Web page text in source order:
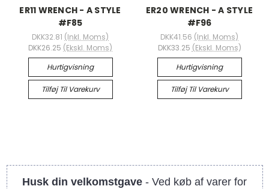
ER11 WRENCH - A STYLE
#F85
DKK32.81 (Inkl. Moms)
DKK26.25 (Ekskl. Moms)
Hurtigvisning
Tilføj Til Varekurv
ER20 WRENCH - A STYLE
#F96
DKK41.56 (Inkl. Moms)
DKK33.25 (Ekskl. Moms)
Hurtigvisning
Tilføj Til Varekurv
Husk din velkomstgave - Ved køb af varer for